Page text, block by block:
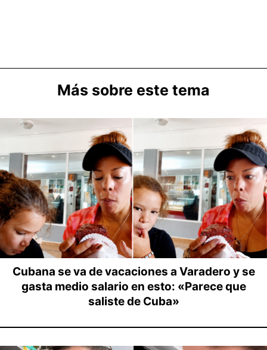
Más sobre este tema
Cubana se va de vacaciones a Varadero y se
gasta medio salario en esto: «Parece que
saliste de Cuba»